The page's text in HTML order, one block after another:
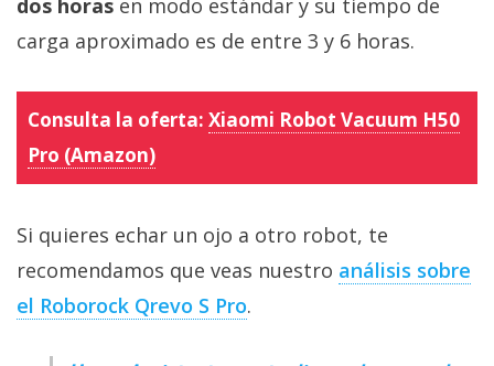
carga aproximado es de entre 3 y 6 horas.
Consulta la oferta: Xiaomi Robot Vacuum H50
Pro (Amazon)
Si quieres echar un ojo a otro robot, te
recomendamos que veas nuestro análisis sobre
el Roborock Qrevo S Pro‎.